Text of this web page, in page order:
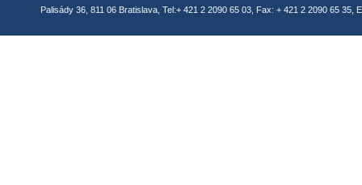
Palisády 36, 811 06 Bratislava, Tel:+ 421 2 2090 65 03, Fax: + 421 2 2090 65 35,